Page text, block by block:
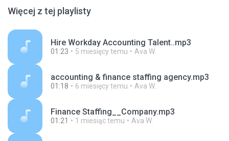
Więcej z tej playlisty
Hire Workday Accounting Talent..mp3
01:23 5 miesięcy temu Ava W.
accounting & finance staffing agency.mp3
01:18 6 miesięcy temu Ava W.
Finance Staffing__Company.mp3
01:21 1 miesiąc temu Ava W.